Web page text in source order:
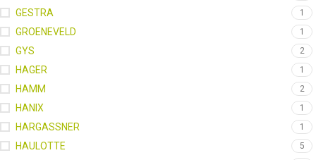
GESTRA 1
GROENEVELD 1
GYS 2
HAGER 1
HAMM 2
HANIX 1
HARGASSNER 1
HAULOTTE 5